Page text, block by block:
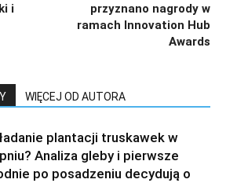
i
przyznano nagrody w
ramach Innovation Hub
Awards
WIĘCEJ OD AUTORA
plantacji truskawek w
Analiza gleby i pierwsze
po posadzeniu decydują o